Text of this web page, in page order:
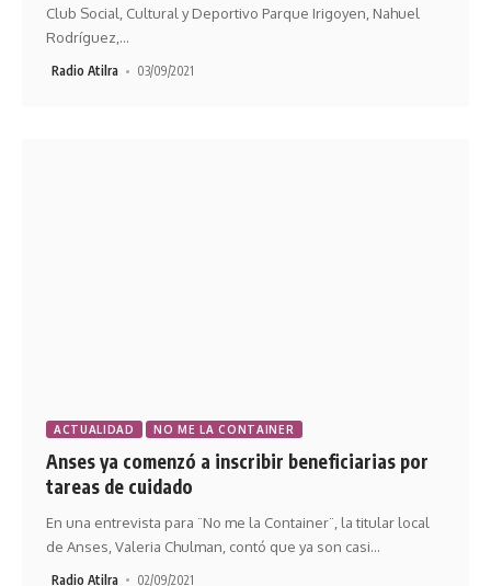
Club Social, Cultural y Deportivo Parque Irigoyen, Nahuel
Rodríguez, …
Radio Atilra 03/09/2021
ACTUALIDAD NO ME LA CONTAINER
Anses ya comenzó a inscribir beneficiarias por
tareas de cuidado
En una entrevista para ¨No me la Container¨, la titular local
de Anses, Valeria Chulman, contó que ya son casi…
Radio Atilra 02/09/2021